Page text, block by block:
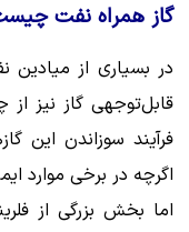
گاز همراه نفت
در بسیاری از میادین
قابل‌توجهی گاز نیز
فرآیند سوزاندن این
اگرچه در برخی موارد
اما بخش بزرگی از